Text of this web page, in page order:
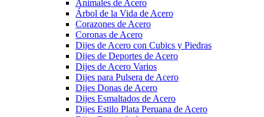
Animales de Acero
Árbol de la Vida de Acero
Corazones de Acero
Coronas de Acero
Dijes de Acero con Cubics y Piedras
Dijes de Deportes de Acero
Dijes de Acero Varios
Dijes para Pulsera de Acero
Dijes Donas de Acero
Dijes Esmaltados de Acero
Dijes Estilo Plata Peruana de Acero